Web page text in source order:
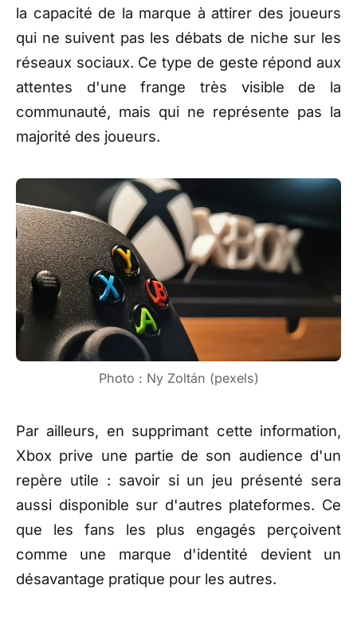
la capacité de la marque à attirer des joueurs
qui ne suivent pas les débats de niche sur les
réseaux sociaux. Ce type de geste répond aux
attentes d'une frange très visible de la
communauté, mais qui ne représente pas la
majorité des joueurs.
Photo : Ny Zoltán (pexels)
Par ailleurs, en supprimant cette information,
Xbox prive une partie de son audience d'un
repère utile : savoir si un jeu présenté sera
aussi disponible sur d'autres plateformes. Ce
que les fans les plus engagés perçoivent
comme une marque d'identité devient un
désavantage pratique pour les autres.